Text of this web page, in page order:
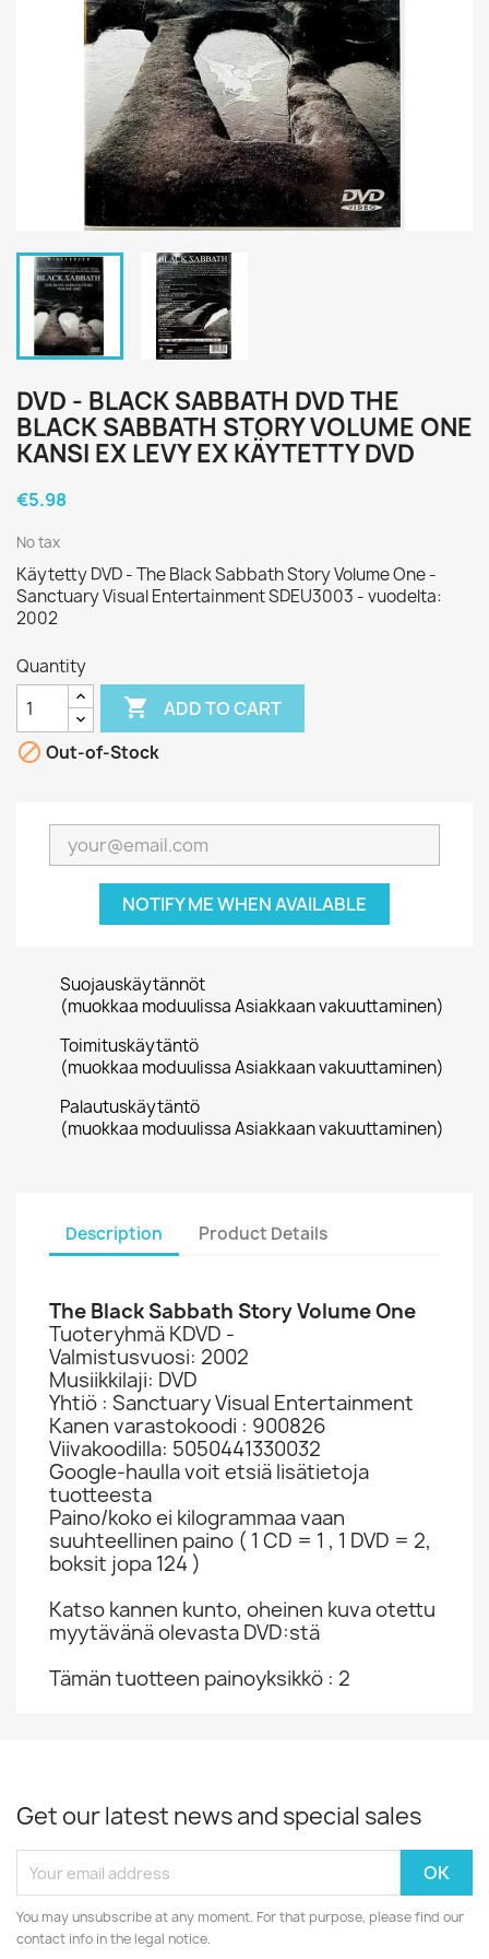
DVD - BLACK SABBATH DVD THE
BLACK SABBATH STORY VOLUME ONE
KANSI EX LEVY EX KÄYTETTY DVD
€5.98
No tax
Käytetty DVD - The Black Sabbath Story Volume One -
Sanctuary Visual Entertainment SDEU3003 - vuodelta:
2002
Quantity
 ADD TO CART
 Out-of-Stock
NOTIFY ME WHEN AVAILABLE
Suojauskäytännöt
(muokkaa moduulissa Asiakkaan vakuuttaminen)
Toimituskäytäntö
(muokkaa moduulissa Asiakkaan vakuuttaminen)
Palautuskäytäntö
(muokkaa moduulissa Asiakkaan vakuuttaminen)
Description Product Details
The Black Sabbath Story Volume One
Tuoteryhmä KDVD -
Valmistusvuosi: 2002
Musiikkilaji: DVD
Yhtiö : Sanctuary Visual Entertainment
Kanen varastokoodi : 900826
Viivakoodilla: 5050441330032
Google-haulla voit etsiä lisätietoja
tuotteesta
Paino/koko ei kilogrammaa vaan
suuhteellinen paino ( 1 CD = 1 , 1 DVD = 2,
boksit jopa 124 )
Katso kannen kunto, oheinen kuva otettu
myytävänä olevasta DVD:stä
Tämän tuotteen painoyksikkö : 2
Get our latest news and special sales
You may unsubscribe at any moment. For that purpose, please find our
contact info in the legal notice.